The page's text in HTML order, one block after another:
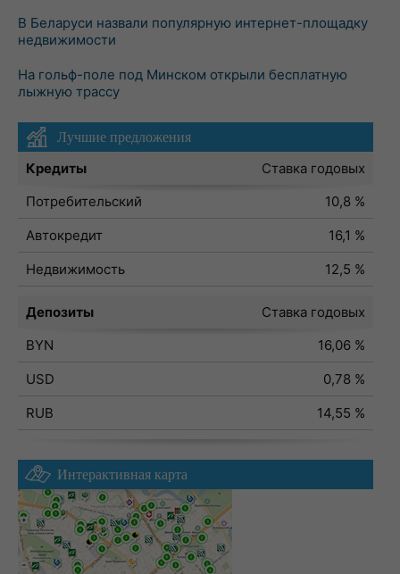
В Беларуси назвали популярную интернет-площадку
недвижимости
На гольф-поле под Минском открыли бесплатную
лыжную трассу
Лучшие предложения
Кредиты
Ставка годовых
Потребительский
10,8 %
Автокредит
16,1 %
Недвижимость
12,5 %
Депозиты
Ставка годовых
BYN
16,06 %
USD
0,78 %
RUB
14,55 %
Интерактивная карта